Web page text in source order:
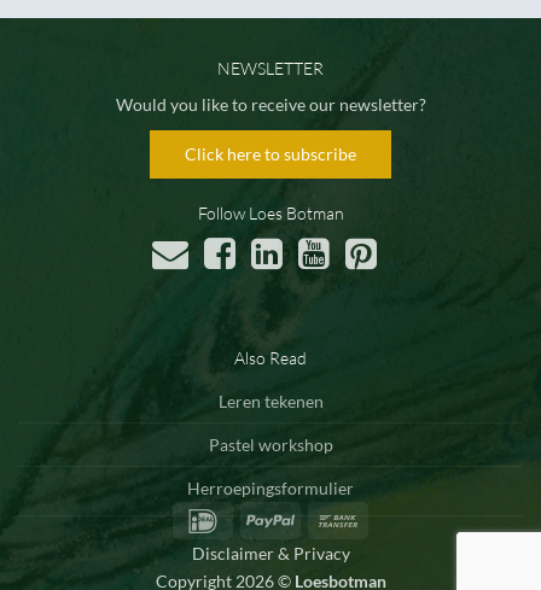
NEWSLETTER
Would you like to receive our newsletter?
Click here to subscribe
Follow Loes Botman
Also Read
Leren tekenen
Pastel workshop
Herroepingsformulier
IDeal
PayPal
Disclaimer & Privacy
Copyright 2026 © Loesbotman